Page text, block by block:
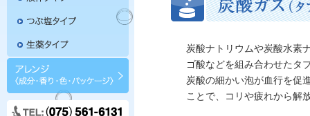
炭酸ナトリウムや炭酸水素
ゴ酸などを組み合わせたタ
炭酸の細かい泡が血行を促
ことで、コリや疲れから解